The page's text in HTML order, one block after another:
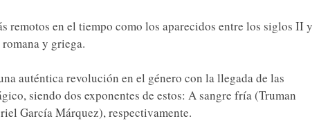
remotos en el tiempo como los aparecidos entre los siglos II y
y griega.
auténtica revolución en el género con la llegada de las
siendo dos exponentes de estos: A sangre fría (Truman
García Márquez), respectivamente.